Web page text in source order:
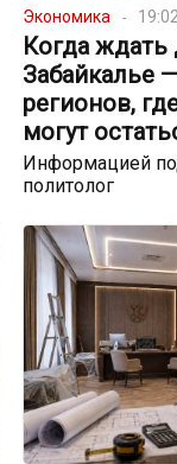
Экономика
Когда ждать
Забайкалье
регионов,
могут
Информацией
политолог